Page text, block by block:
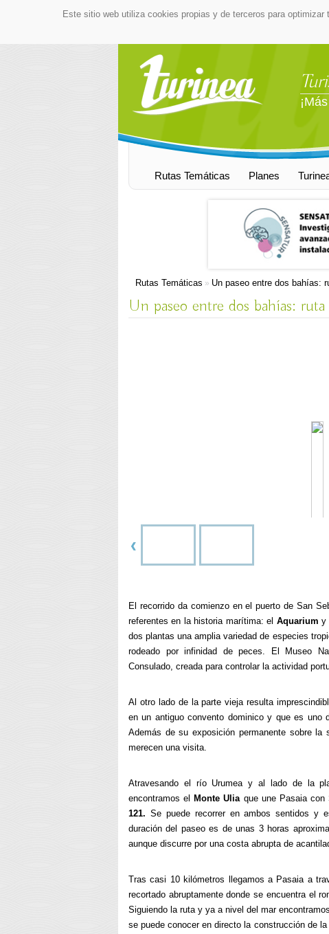
Este sitio web utiliza cookies propias y de terceros para
Rutas Temáticas Planes
Rutas Temáticas » Un paseo entre dos bahías:
Un paseo entre dos bahías:
El recorrido da comienzo en el puerto de San
referentes en la historia marítima: el Aquarium y
dos plantas una amplia variedad de especies
rodeado por infinidad de peces. El Museo
Consulado, creada para controlar la actividad
Al otro lado de la parte vieja resulta
en un antiguo convento dominico y que es uno
Además de su exposición permanente sobre
merecen una visita.
Atravesando el río Urumea y al lado de la
encontramos el
Monte Uliaque une Pasaia con
121. Se puede recorrer en ambos sentidos y
duración del paseo es de unas 3 horas
aunque discurre por una costa abrupta de
Tras casi 10 kilómetros llegamos a Pasaia a
recortado abruptamente donde se encuentra el
Siguiendo la ruta y ya a nivel del mar
se puede conocer en directo la construcción de